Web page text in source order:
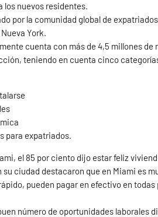
los nuevos residentes.
por la comunidad global de
York.
cuenta con más de 4,5 millones
teniendo en cuenta cinco
para expatriados.
el 85 por ciento dijo estar feliz
ciudad destacaron que en Miami es
pueden pagar en efectivo en
número de oportunidades laborales